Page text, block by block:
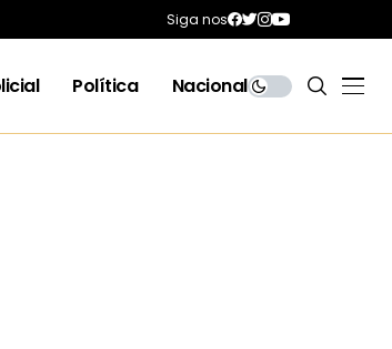
Siga nos
Política Nacional